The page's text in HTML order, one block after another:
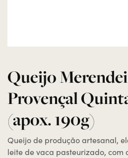
Queijo
Provençal
(apox. 190g)
Queijo de produção artesanal,
leite de vaca pasteurizado, com